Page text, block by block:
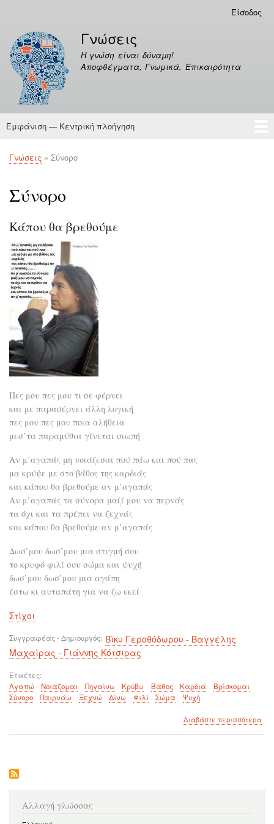
περιεχόμενο
λογαριασμού
χρήστη
Είσοδος
Γνώσεις
Η γνώση είναι δύναμη!
Αποφθέγματα, Γνωμικά, Επικαιρότητα
Κεντρική
Εμφάνιση — Κεντρική πλοήγηση
Γνώσεις
Αποφθέγματα
Breadcrumb
Γνώσεις Σύνορο
Σύνορο
Κάπου θα βρεθούμε
Πες μου πες μου τι σε φέρνει
και με παρασέρνει άλλη λογική
πες μου πες μου ποια αλήθεια
μεσ’τα παραμύθια γίνεται σιωπή
Αν μ’αγαπάς μη νοιάζεσαι πού πάω και πού πας
μα κρύψε με στο βάθος της καρδιάς
και κάπου θα βρεθούμε αν μ’αγαπάς
Αν μ’αγαπάς τα σύνορα μαζί μου να περνάς
τα όχι και τα πρέπει να ξεχνάς
και κάπου θα βρεθούμε αν μ’αγαπάς
Δωσ’μου δωσ’μου μια στιγμή σου
το κρυφό φιλί σου σώμα και ψυχή
δωσ’μου δωσ’μου μια αγάπη
έστω κι αυταπάτη για να ζω εκεί
Στίχοι
Συγγραφέας - Δημιουργός Βίκυ Γεροθόδωρου - Βαγγέλης
Μαχαίρας - Γιάννης Κότσιρας
Ετικέτες
Αγαπώ
Νοιάζομαι Πηγαίνω Κρύβω Βάθος Καρδιά
Βρίσκομαι
Σύνορο
Παιρνάω Ξεχνώ Δίνω Φιλί Σώμα Ψυχή
Διαβάστε περισσότεραγια
Αλλαγή γλώσσας